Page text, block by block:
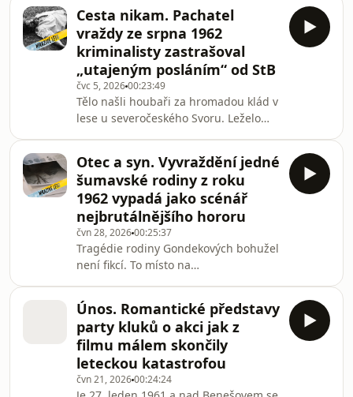
Mrazivé léto na Dvojce uvá
sofistikované kamerové systémy. Jen
oči a postřeh. Vysloužili si za to i
uznání svých londýnských kolegů…
Mrazivé léto na Dvojce vám přináší
úplně první epizodu z dějin české
kriminalistiky, která odstartovala
fenomén Historie českého
zločinu.Všechny dí
Cesta nikam. Pachatel
vraždy ze srpna 1962
kriminalisty zastrašoval
„utajeným posláním“ od StB
čvc 5, 202600:23:49
Tělo našli houbaři za hromadou klád v
lese u severočeského Svoru. Leželo
vedeným, týmovým pátráním. A vede
k cíli. Pravděpodobný pachatel je
zadržen. Do hry ale vnáší kartu, která
vyšetřovatele znejistí… Mrazivé léto na
Dvojce přináší další skutečný případ z
Historie českého zločinu, do kterého
se doba otiskla až absurdním z
Otec a syn. Vyvraždění jedné
šumavské rodiny z roku
1962 vypadá jako scénář
nejbrutálnějšího hororu
čvn 28, 202600:25:37
Tragédie rodiny Gondekových bohužel
není fikcí. To místo na
zarostlé kamenné základy. V roce 1962
tu ale žila velká rodina. Polákovi. Otec
Rudolf, vyhlášený rváč, opilec a zloděj,
a jeho 18letý syn Ruda, nejstarší z
jeho osmi dětí, který se v tátovi viděl a
udělal by pro něj všechno… Mrazivé
Únos. Romantické představy
party kluků o akci jak z
filmu málem skončily
leteckou katastrofou
čvn 21, 202600:24:24